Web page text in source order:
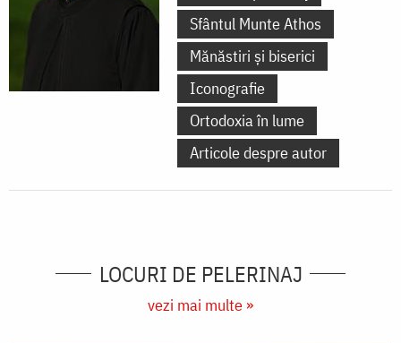
Sfântul Munte Athos
Mănăstiri și biserici
Iconografie
Ortodoxia în lume
Articole despre autor
LOCURI DE PELERINAJ
vezi mai multe »